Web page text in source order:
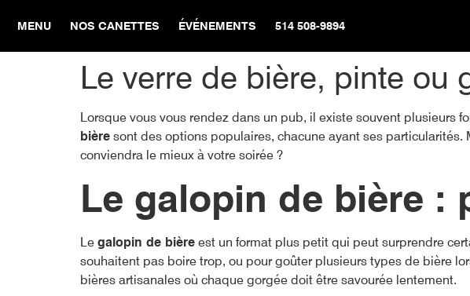
MENU NOS CANETTES ÉVÉNEMENTS 514 508-9894
Le verre de bière, pinte ou
Lorsque vous vous rendez dans un pub, il existe souvent plusieurs
bière sont des options populaires, chacune ayant ses
conviendra le mieux à votre soirée ?
Le galopin de bière :
Le galopin de bière est un format plus petit qui peut surprendre
souhaitent pas boire trop, ou pour goûter plusieurs types de bière
bières artisanales où chaque gorgée doit être savourée lentement.